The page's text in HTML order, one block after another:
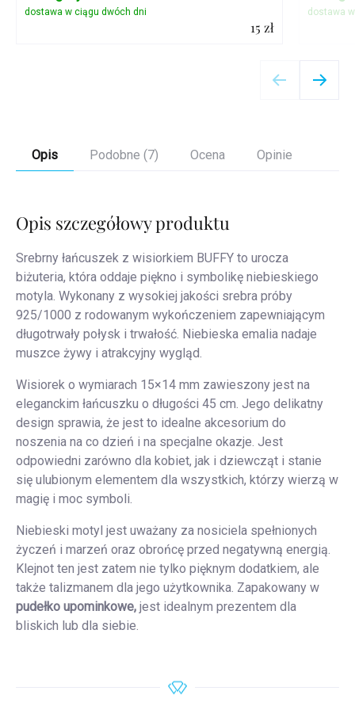
15 zł
Opis Podobne (7) Ocena Opinie
Opis szczegółowy produktu
Srebrny łańcuszek z wisiorkiem BUFFY to urocza
biżuteria, która oddaje piękno i symbolikę niebieskiego
motyla. Wykonany z wysokiej jakości srebra próby
925/1000 z rodowanym wykończeniem zapewniającym
długotrwały połysk i trwałość. Niebieska emalia nadaje
muszce żywy i atrakcyjny wygląd.
Wisiorek o wymiarach 15×14 mm zawieszony jest na
eleganckim łańcuszku o długości 45 cm. Jego delikatny
design sprawia, że jest to idealne akcesorium do
noszenia na co dzień i na specjalne okazje. Jest
odpowiedni zarówno dla kobiet, jak i dziewcząt i stanie
się ulubionym elementem dla wszystkich, którzy wierzą w
magię i moc symboli.
Niebieski motyl jest uważany za nosiciela spełnionych
życzeń i marzeń oraz obrońcę przed negatywną energią.
Klejnot ten jest zatem nie tylko pięknym dodatkiem, ale
także talizmanem dla jego użytkownika. Zapakowany w
pudełko upominkowe, jest idealnym prezentem dla
bliskich lub dla siebie.